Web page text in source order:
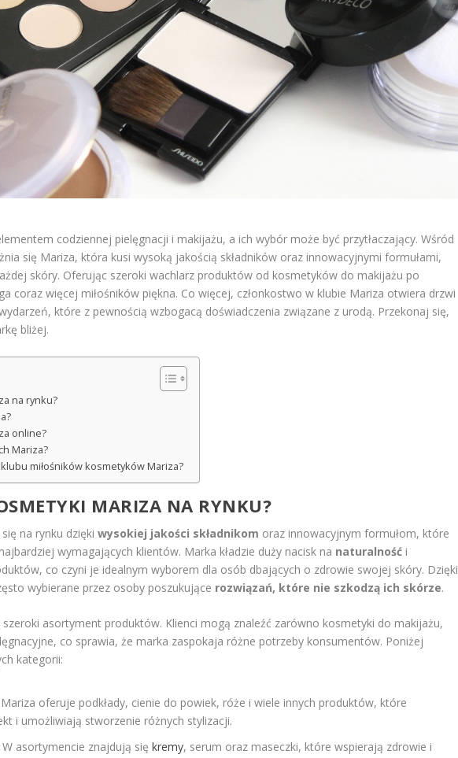
codziennej pielęgnacji i makijażu, a ich wybór może być przytłaczający. Wśród
się Mariza, która kusi wysoką jakością składników oraz innowacyjnymi formułami,
skóry. Oferując szeroki wachlarz produktów od kosmetyków do makijażu po
coraz więcej miłośników piękna. Co więcej, członkostwo w klubie Mariza otwiera drzwi
które z pewnością wzbogacą doświadczenia związane z urodą. Przekonaj się,
bliżej.
na rynku?
online?
Mariza?
miłośników kosmetyków Mariza?
MARIZA NA RYNKU?
na rynku dziękiwysokiej jakości składnikom oraz innowacyjnym formułom, które
wymagających klientów. Marka kładzie duży nacisk na naturalność i
co czyni je idealnym wyborem dla osób dbających o zdrowie swojej skóry. Dzięki
wybierane przez osoby poszukujące rozwiązań, które nie szkodzą ich skórze.
asortyment produktów. Klienci mogą znaleźć zarówno kosmetyki do makijażu,
co sprawia, że marka zaspokaja różne potrzeby konsumentów. Poniżej
kategorii:
Mariza oferuje podkłady, cienie do powiek, róże i wiele innych produktów, które
i umożliwiają stworzenie różnych stylizacji.
W asortymencie znajdują siękremy, serum oraz maseczki, które wspierają zdrowie i